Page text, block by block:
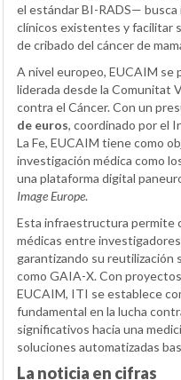
el estándar BI-RADS—
clínicos existentes y facilitar
de cribado del cáncer de
A nivel europeo, EUCAIM se
liderada desde la Comunitat
contra el Cáncer. Con un
de euros, coordinado por el
La Fe, EUCAIM tiene como
investigación médica como
una plataforma digital
Image Europe.
Esta infraestructura permite
médicas entre
garantizando su reutilización
como GAIA-X. Con
EUCAIM, ITI se establece
fundamental en la lucha
significativos hacia una
soluciones automatizadas
La noticia en cifras